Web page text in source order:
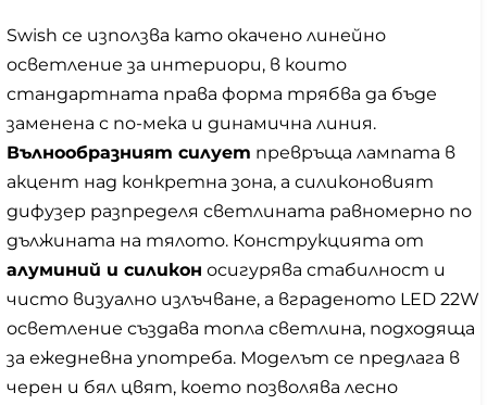
Swish се използва като окачено линейно
осветление за интериори, в които
стандартната права форма трябва да бъде
заменена с по-мека и динамична линия.
Вълнообразният силует превръща лампата в
акцент над конкретна зона, а силиконовият
дифузер разпределя светлината равномерно по
дължината на тялото. Конструкцията от
алуминий и силикон осигурява стабилност и
чисто визуално излъчване, а вграденото LED 22W
осветление създава топла светлина, подходяща
за ежедневна употреба. Моделът се предлага в
черен и бял цвят, което позволява лесно